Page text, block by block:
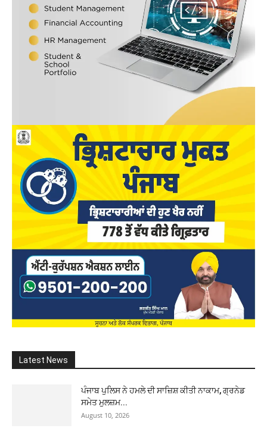
Latest News
ਪੰਜਾਬ ਪੁਲਿਸ ਨੇ ਹਮਲੇ ਦੀ ਸਾਜ਼ਿਸ਼ ਕੀਤੀ ਨਾਕਾਮ, ਗ੍ਰਨੇਡ
ਸਮੇਤ ਮੁਲਜ਼ਮ...
August 10, 2026